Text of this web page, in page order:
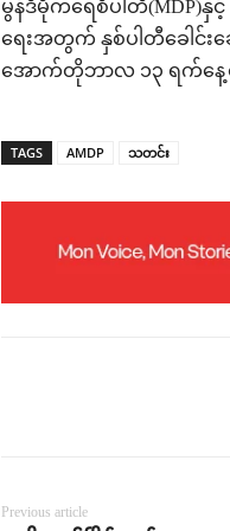
မွန်ဒီမိုကရေစီပါတီ(MDP)
ရေးအတွက် နှစ်ပါတီခေါင်
အောက်တိုဘာလ ၁၃ ရက်နေ့
TAGS AMDP သတင်း
Previous article